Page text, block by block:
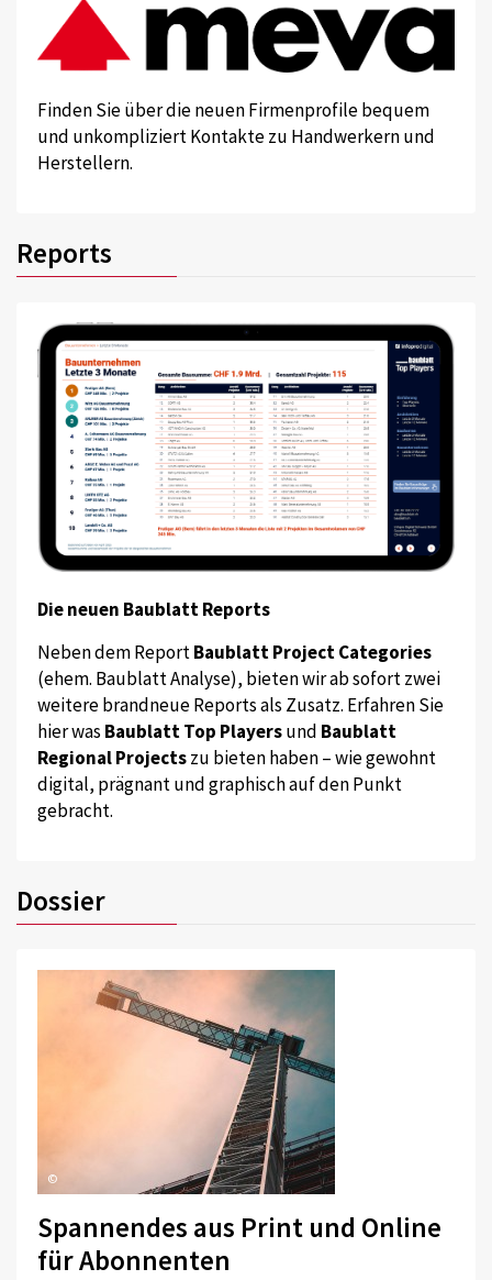
Finden Sie über die neuen Firmenprofile bequem
und unkompliziert Kontakte zu Handwerkern und
Herstellern.
Reports
Die neuen Baublatt Reports
Neben dem ReportBaublatt Project Categories
(ehem. Baublatt Analyse), bieten wir ab sofort zwei
weitere brandneue Reports als Zusatz. Erfahren Sie
hier was Baublatt Top Playersund Baublatt
Regional Projectszu bieten haben – wie gewohnt
digital, prägnant und graphisch auf den Punkt
gebracht.
Dossier
©
Spannendes aus Print und Online
für Abonnenten